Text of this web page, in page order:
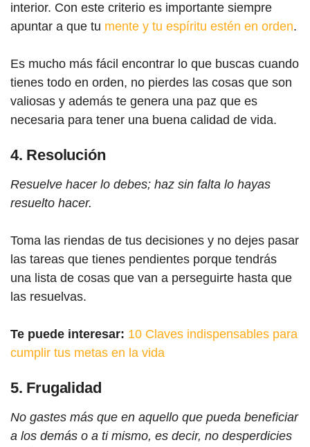
interior. Con este criterio es importante siempre
apuntar a que tu mente y tu espíritu estén en orden.
Es mucho más fácil encontrar lo que buscas cuando
tienes todo en orden, no pierdes las cosas que son
valiosas y además te genera una paz que es
necesaria para tener una buena calidad de vida.
4. Resolución
Resuelve hacer lo debes; haz sin falta lo hayas
resuelto hacer.
Toma las riendas de tus decisiones y no dejes pasar
las tareas que tienes pendientes porque tendrás
una lista de cosas que van a perseguirte hasta que
las resuelvas.
Te puede interesar: 10 Claves indispensables para
cumplir tus metas en la vida
5. Frugalidad
No gastes más que en aquello que pueda beneficiar
a los demás o a ti mismo, es decir, no desperdicies